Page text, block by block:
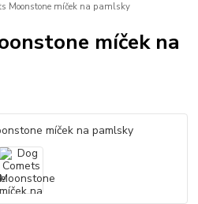
Moonstone míček na pamlsky
míček na